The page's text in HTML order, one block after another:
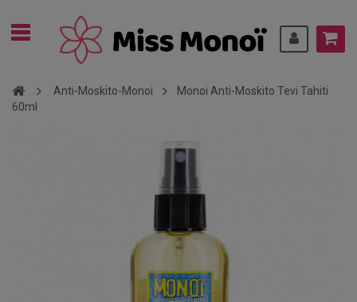
Anti-Moskito-Monoi
Monoi Anti-Moskito Tevi Tahiti
60ml